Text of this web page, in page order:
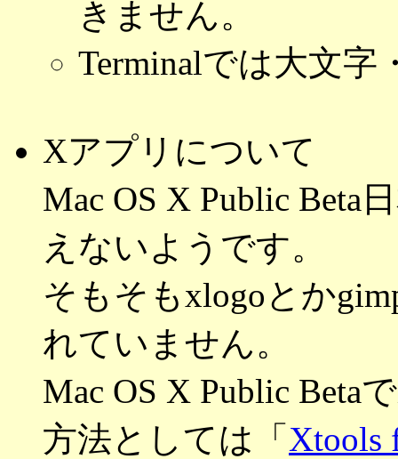
きません。
Terminalでは大文
Xアプリについて
Mac OS X Public Beta
えないようです。
そもそもxlogoとか
れていません。
Mac OS X Public Beta
方法としては「 Xtools